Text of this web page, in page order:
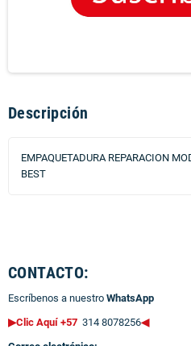
Descripción
EMPAQUETADURA REPARACION
BEST
CONTACTO:
Escríbenos a nuestro WhatsApp
▶Clic Aquí +57 314 8078256◀